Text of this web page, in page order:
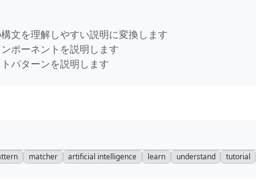
文を理解しやすい説明に変換します
ポーネントを説明します
パターンを説明します
matcher artificial intelligence learn understand tutorial